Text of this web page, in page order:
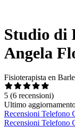
Studio di
Angela
Fisioterapista en
5 (6 recensioni)
Ultimo
Recensioni Telefono
Recensioni Telefono